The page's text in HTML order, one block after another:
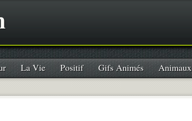
La Vie Positif Gifs Animés Animaux